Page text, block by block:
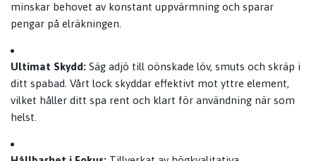
minskar behovet av konstant uppvärmning och sparar
pengar på elräkningen.
Ultimat Skydd: Säg adjö till oönskade löv, smuts och skräp i
ditt spabad. Vårt lock skyddar effektivt mot yttre element,
vilket håller ditt spa rent och klart för användning när som
helst.